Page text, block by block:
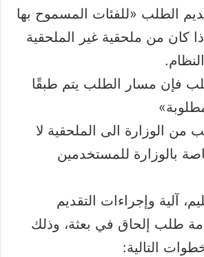
الطلب «للفئات المسموح بها
كان من ملحقية غير الملحقية
فإن مسار الطلب يتم طبقًا
من الوزارة الى الملحقية لا
بالوزارة للمستخدمين
آلية وإجراءات التقديم
طلب إلحاق في بعثة، وذلك
التالية: